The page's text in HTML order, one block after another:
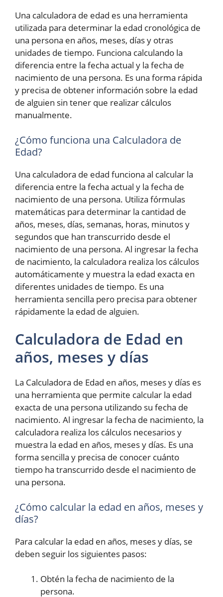
Una calculadora de edad es una herramienta
utilizada para determinar la edad cronológica de
una persona en años, meses, días y otras
unidades de tiempo. Funciona calculando la
diferencia entre la fecha actual y la fecha de
nacimiento de una persona. Es una forma rápida
y precisa de obtener información sobre la edad
de alguien sin tener que realizar cálculos
manualmente.
¿Cómo funciona una Calculadora de
Edad?
Una calculadora de edad funciona al calcular la
diferencia entre la fecha actual y la fecha de
nacimiento de una persona. Utiliza fórmulas
matemáticas para determinar la cantidad de
años, meses, días, semanas, horas, minutos y
segundos que han transcurrido desde el
nacimiento de una persona. Al ingresar la fecha
de nacimiento, la calculadora realiza los cálculos
automáticamente y muestra la edad exacta en
diferentes unidades de tiempo. Es una
herramienta sencilla pero precisa para obtener
rápidamente la edad de alguien.
Calculadora de Edad en
años, meses y días
La Calculadora de Edad en años, meses y días es
una herramienta que permite calcular la edad
exacta de una persona utilizando su fecha de
nacimiento. Al ingresar la fecha de nacimiento, la
calculadora realiza los cálculos necesarios y
muestra la edad en años, meses y días. Es una
forma sencilla y precisa de conocer cuánto
tiempo ha transcurrido desde el nacimiento de
una persona.
¿Cómo calcular la edad en años, meses y
días?
Para calcular la edad en años, meses y días, se
deben seguir los siguientes pasos:
Obtén la fecha de nacimiento de la
persona.